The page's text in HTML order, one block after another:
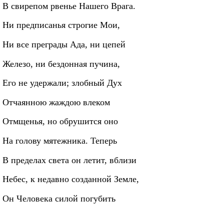
В свирепом рвенье Нашего Врага.
Ни предписанья строгие Мои,
Ни все преграды Ада, ни цепей
Железо, ни бездонная пучина,
Его не удержали; злобный Дух
Отчаянною жаждою влеком
Отмщенья, но обрушится оно
На голову мятежника. Теперь
В пределах света он летит, вблизи
Небес, к недавно созданной Земле,
Он Человека силой погубить